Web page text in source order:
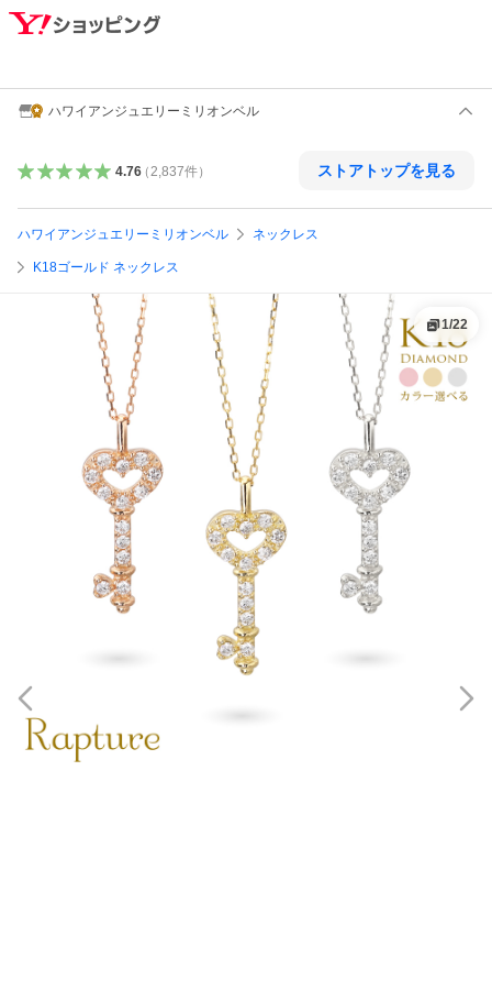
ハワイアンジュエリーミリオンベル
4.76（ 2,837件） ストアトップを見る
ハワイアンジュエリーミリオンベル ネックレス
K18ゴールド ネックレス
1/22